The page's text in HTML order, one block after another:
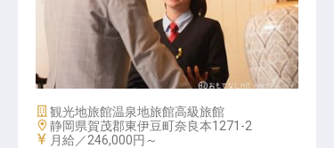
ホテル運営総合職
施設業態
観光地旅館温泉地旅館高級旅館
勤務地
静岡県賀茂郡東伊豆町奈良本1271-2
給与
月給／246,000円～